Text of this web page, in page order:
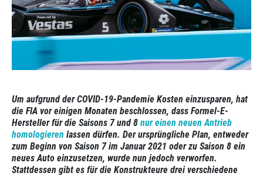
Um aufgrund der COVID-19-Pandemie Kosten einzusparen, hat
die FIA vor einigen Monaten beschlossen, dass Formel-E-
Hersteller für die Saisons 7 und 8 nur einen neuen Antrieb
homologieren lassen dürfen. Der ursprüngliche Plan, entweder
zum Beginn von Saison 7 im Januar 2021 oder zu Saison 8 ein
neues Auto einzusetzen, wurde nun jedoch verworfen.
Stattdessen gibt es für die Konstrukteure drei verschiedene